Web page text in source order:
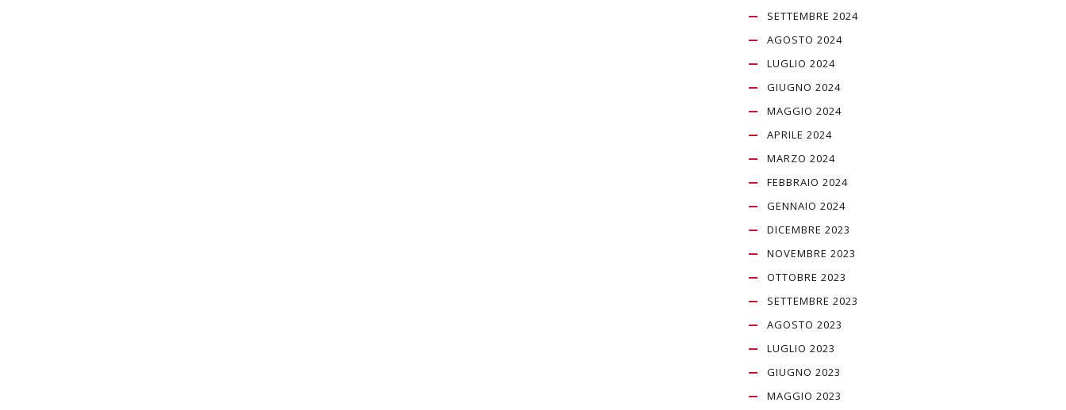
SETTEMBRE 2024
AGOSTO 2024
LUGLIO 2024
GIUGNO 2024
MAGGIO 2024
APRILE 2024
MARZO 2024
FEBBRAIO 2024
GENNAIO 2024
DICEMBRE 2023
NOVEMBRE 2023
OTTOBRE 2023
SETTEMBRE 2023
AGOSTO 2023
LUGLIO 2023
GIUGNO 2023
MAGGIO 2023